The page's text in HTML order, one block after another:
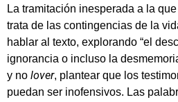
La tramitación inesperada a la
trata de las contingencias de la
hablar al texto, explorando “el
ignorancia o incluso la
y no lover, plantear que los
puedan ser inofensivos. Las